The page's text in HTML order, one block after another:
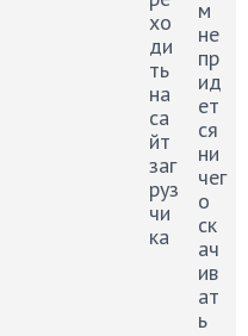
хо
ди
ть
на
са
йт
заг
руз
чи
ка
м
не
пр
ид
ет
ся
ни
чег
о
ск
ач
ив
ат
ь